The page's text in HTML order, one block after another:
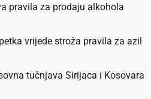
pravila za prodaju alkohola
vrijede stroža pravila za azil
tučnjava Sirijaca i Kosovara